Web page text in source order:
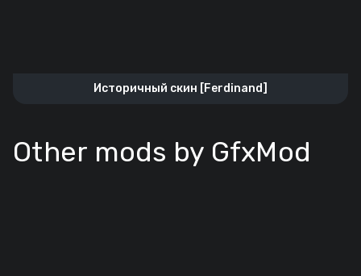
Историчный скин [Ferdinand]
Other mods by GfxMod